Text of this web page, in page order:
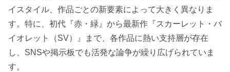
イスタイル、作品ごとの新要素によって大きく異なりま
す。特に、初代『赤・緑』から最新作『スカーレット・バ
イオレット（SV）』まで、各作品に熱い支持層が存在
し、SNSや掲示板でも活発な論争が繰り広げられていま
す。